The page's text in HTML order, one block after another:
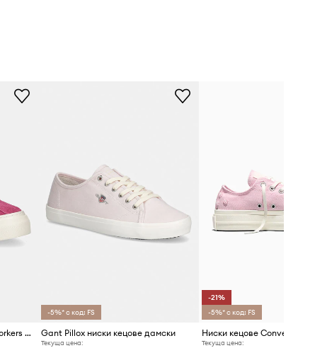
Велурени кецове Stepney Workers Club DELLOW S-STRIKE CUP GEO-MERGED
-5%* с код: FS
Gant Pillox ниски кецове дамски
Текуща цена:
-21%
-5%* с код: FS
Текуща цена: